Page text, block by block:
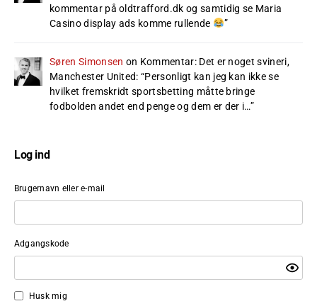
kommentar på oldtrafford.dk og samtidig se Maria
Casino display ads komme rullende
”
Søren Simonsen on Kommentar: Det er noget svineri,
Manchester United: “Personligt kan jeg kan ikke se
hvilket fremskridt sportsbetting måtte bringe
fodbolden andet end penge og dem er der i…”
Log ind
Brugernavn eller e-mail
Adgangskode
Husk mig